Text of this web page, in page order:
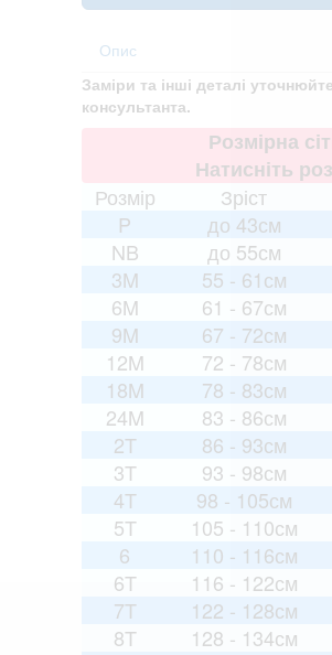
Опис
Заміри та інші деталі
консультанта.
Розмірна
Натисніть
Розмір
Зріст
P
до 43см
NB
до 55см
3M
55 - 61см
6M
61 - 67см
9M
67 - 72см
12M
72 - 78см
18M
78 - 83см
24M
83 - 86см
2T
86 - 93см
3T
93 - 98см
4T
98 - 105см
5T
105 - 110см
6
110 - 116см
6T
116 - 122см
7T
122 - 128см
8T
128 - 134см